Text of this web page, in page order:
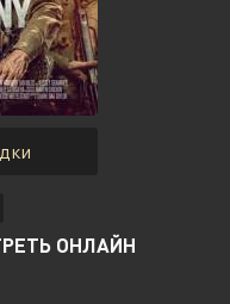
ОНЛАЙН